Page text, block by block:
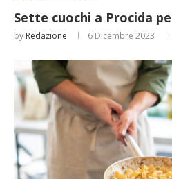
Sette cuochi a Procida
by Redazione 6 Dicembre 2023